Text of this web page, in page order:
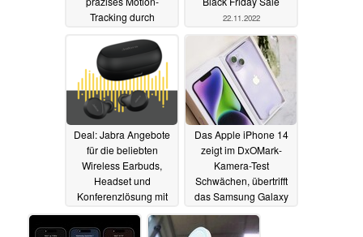
Tracking durch
30.11.2022
22.11.2022
Deal: Jabra Angebote
für die beliebten
Wireless Earbuds,
Headset und
Konferenzlösung mit
bis zu 39 Prozent
Rabatt18.11.2022
Das Apple iPhone 14
zeigt im DxOMark-
Kamera-Test
Schwächen, übertrifft
das Samsung Galaxy
S22 Ultra dennoch
16.11.2022